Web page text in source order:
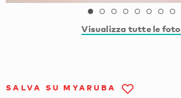
Visualizza tutte le foto
SALVA SU MYARUBA